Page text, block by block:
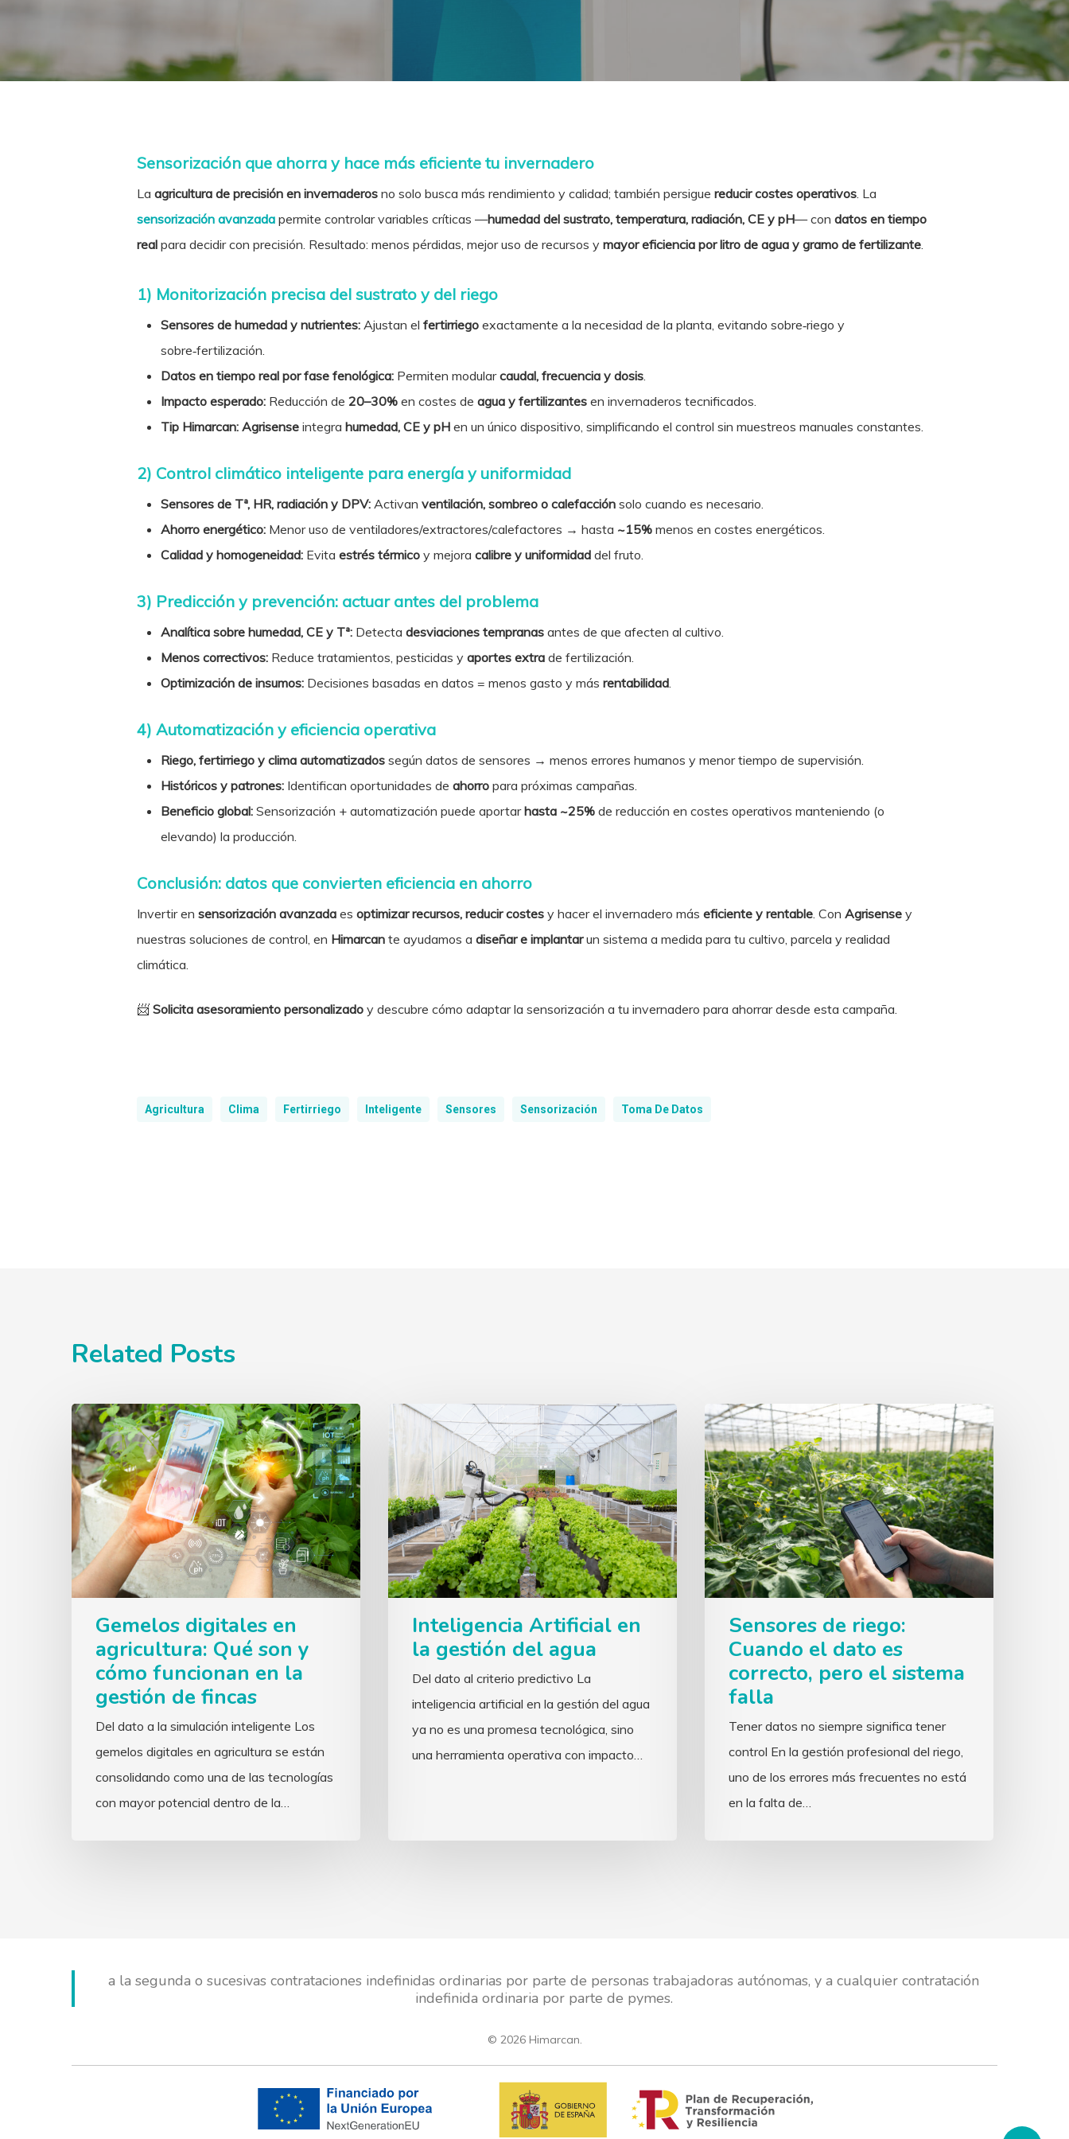
Sensorización que ahorra y hace más eficiente tu invernadero
La agricultura de precisión en invernaderos no solo busca más rendimiento y calidad; también persigue reducir costes operativos. La
sensorización avanzada permite controlar variables críticas —humedad del sustrato, temperatura, radiación, CE y pH— con datos en tiempo
real para decidir con precisión. Resultado: menos pérdidas, mejor uso de recursos y mayor eficiencia por litro de agua y gramo de fertilizante.
1) Monitorización precisa del sustrato y del riego
Sensores de humedad y nutrientes: Ajustan el fertirriego exactamente a la necesidad de la planta, evitando sobre‑riego y
sobre‑fertilización.
Datos en tiempo real por fase fenológica: Permiten modularcaudal, frecuencia y dosis.
Impacto esperado: Reducción de 20–30% en costes de agua y fertilizantes en invernaderos tecnificados.
Tip Himarcan: Agrisense integra humedad, CE y pH en un único dispositivo, simplificando el control sin muestreos manuales constantes.
2) Control climático inteligente para energía y uniformidad
Sensores de Tª, HR, radiación y DPV: Activan ventilación, sombreo o calefacción solo cuando es necesario.
Ahorro energético: Menor uso de ventiladores/extractores/calefactores → hasta ~15% menos en costes energéticos.
Calidad y homogeneidad: Evita estrés térmico y mejora calibre y uniformidad del fruto.
3) Predicción y prevención: actuar antes del problema
Analítica sobre humedad, CE y Tª: Detecta desviaciones tempranas antes de que afecten al cultivo.
Menos correctivos: Reduce tratamientos, pesticidas y aportes extra de fertilización.
Optimización de insumos: Decisiones basadas en datos = menos gasto y más rentabilidad.
4) Automatización y eficiencia operativa
Riego, fertirriego y clima automatizados según datos de sensores → menos errores humanos y menor tiempo de supervisión.
Históricos y patrones: Identifican oportunidades de ahorro para próximas campañas.
Beneficio global: Sensorización + automatización puede aportarhasta ~25% de reducción en costes operativos manteniendo (o
elevando) la producción.
Conclusión: datos que convierten eficiencia en ahorro
Invertir en sensorización avanzada es optimizar recursos, reducir costes y hacer el invernadero más eficiente y rentable. Con Agrisense y
nuestras soluciones de control, en Himarcan te ayudamos a diseñar e implantarun sistema a medida para tu cultivo, parcela y realidad
climática.
📨 Solicita asesoramiento personalizado y descubre cómo adaptar la sensorización a tu invernadero para ahorrar desde esta campaña.
Agricultura Clima Fertirriego Inteligente Sensores Sensorización Toma De Datos
Related Posts
Gemelos digitales en
agricultura: Qué son y
cómo funcionan en la
gestión de fincas
Del dato a la simulación inteligente Los
gemelos digitales en agricultura se están
consolidando como una de las tecnologías
con mayor potencial dentro de la…
Inteligencia Artificial en
la gestión del agua
Del dato al criterio predictivo La
inteligencia artificial en la gestión del agua
ya no es una promesa tecnológica, sino
una herramienta operativa con impacto…
Sensores de riego:
Cuando el dato es
correcto, pero el sistema
falla
Tener datos no siempre significa tener
control En la gestión profesional del riego,
uno de los errores más frecuentes no está
en la falta de…
a la segunda o sucesivas contrataciones indefinidas ordinarias por parte de personas trabajadoras autónomas, y a cualquier contratación
indefinida ordinaria por parte de pymes.
© 2026 Himarcan.